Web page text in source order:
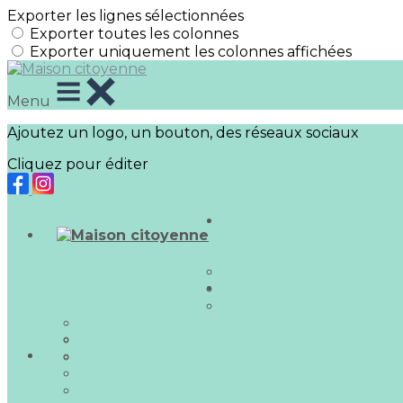
Exporter les lignes sélectionnées
Exporter toutes les colonnes
Exporter uniquement les colonnes affichées
Menu
Ajoutez un logo, un bouton, des réseaux sociaux
Cliquez pour éditer